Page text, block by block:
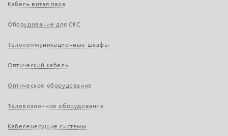
Кабель витая пара
Оборудование для СКС
Телекоммуникационные шкафы
Оптический кабель
Оптическое оборудование
Телевизионное оборудование
Кабеленесущие системы